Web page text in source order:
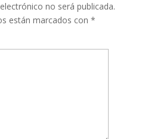
no será publicada.
están marcados con *